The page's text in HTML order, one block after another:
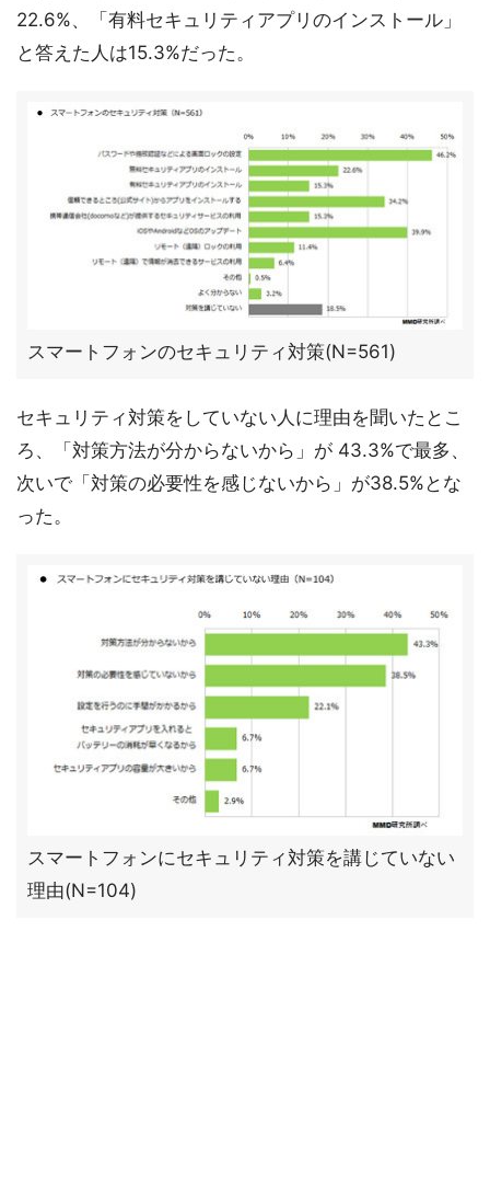
22.6%、「有料セキュリティアプリのインストール」
と答えた人は15.3%だった。
スマートフォンのセキュリティ対策(N=561)
セキュリティ対策をしていない人に理由を聞いたとこ
ろ、「対策方法が分からないから」が 43.3%で最多、
次いで「対策の必要性を感じないから」が38.5%とな
った。
スマートフォンにセキュリティ対策を講じていない
理由(N=104)